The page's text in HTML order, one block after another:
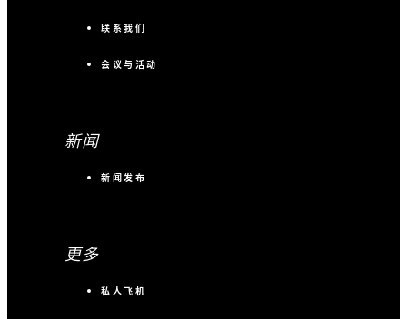
联系我们
会议与活动
新闻
新闻发布
更多
私人飞机